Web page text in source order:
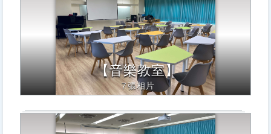
【音樂教室】
7張相片